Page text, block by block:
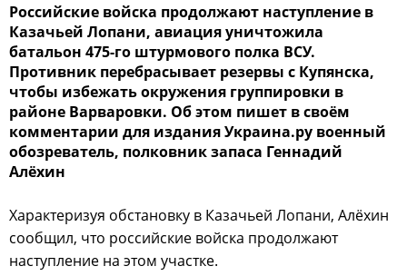
Российские войска продолжают наступление в
Казачьей Лопани, авиация уничтожила
батальон 475-го штурмового полка ВСУ.
Противник перебрасывает резервы с Купянска,
чтобы избежать окружения группировки в
районе Варваровки. Об этом пишет в своём
комментарии для издания Украина.ру военный
обозреватель, полковник запаса Геннадий
Алёхин
Характеризуя обстановку в Казачьей Лопани, Алёхин
сообщил, что российские войска продолжают
наступление на этом участке.